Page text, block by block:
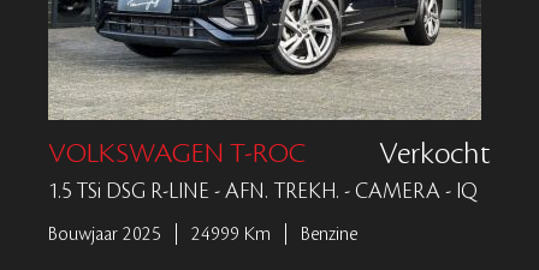
VOLKSWAGEN T-ROC Verkocht
1.5 TSi DSG R-LINE - AFN. TREKH. - CAMERA - IQ
Bouwjaar 2025 24999 Km Benzine